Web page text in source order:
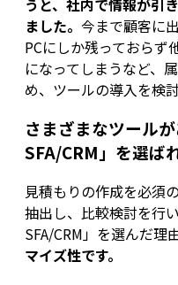
ました。 今まで顧客に
PCにしか残っておらず
になってしまうなど、
め、ツールの導入を検
さまざまなツール
SFA/CRM」を選ば
見積もりの作成を必須
抽出し、比較検討を行
SFA/CRM」を選んだ理
マイズ性です。